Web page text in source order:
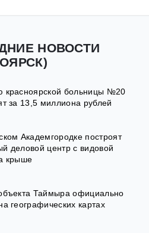
НОВОСТИ
красноярской больницы №20
за 13,5 миллиона рублей
Академгородке построят
деловой центр с видовой
крыше
Таймыра официально
географических картах